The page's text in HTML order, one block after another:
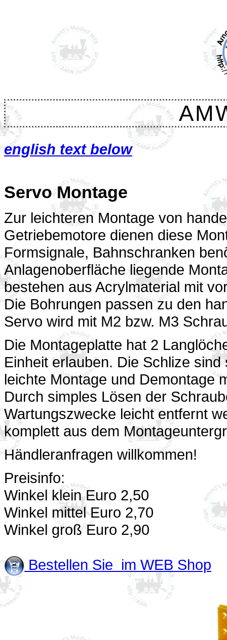
english text below
Servo Montage
Zur leichteren Montage von
Getriebemotore dienen diese
Formsignale, Bahnschranken
Anlagenoberfläche liegende
bestehen aus Acrylmaterial mit
Die Bohrungen passen zu den
Servo wird mit M2 bzw. M3
Die Montageplatte hat 2
Einheit erlauben. Die Schlize
leichte Montage und Demontage
Durch simples Lösen der
Wartungszwecke leicht entfernt
komplett aus dem
Händleranfragen willkommen!
Preisinfo:
Winkel klein Euro 2,50
Winkel mittel Euro 2,70
Winkel groß Euro 2,90
Bestellen Sie im WEB Shop